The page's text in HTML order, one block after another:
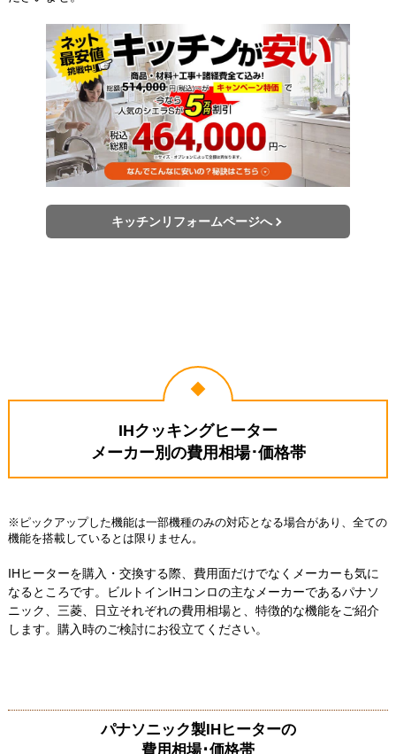
キッチンリフォームページへ
IHクッキングヒーター
メーカー別の費用相場･価格帯
※ピックアップした機能は一部機種のみの対応となる場合があり、全ての
機能を搭載しているとは限りません。
IHヒーターを購入・交換する際、費用面だけでなくメーカーも気に
なるところです。ビルトインIHコンロの主なメーカーであるパナソ
ニック、三菱、日立それぞれの費用相場と、特徴的な機能をご紹介
します。購入時のご検討にお役立てください。
パナソニック製IHヒーターの
費用相場･価格帯